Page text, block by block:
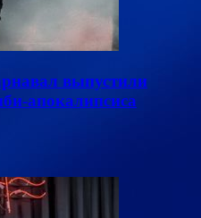
выпустили
апокалипсиса